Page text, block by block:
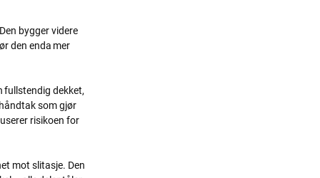
bygger videre
den enda mer
fullstendig dekket,
som gjør
risikoen for
mot slitasje. Den